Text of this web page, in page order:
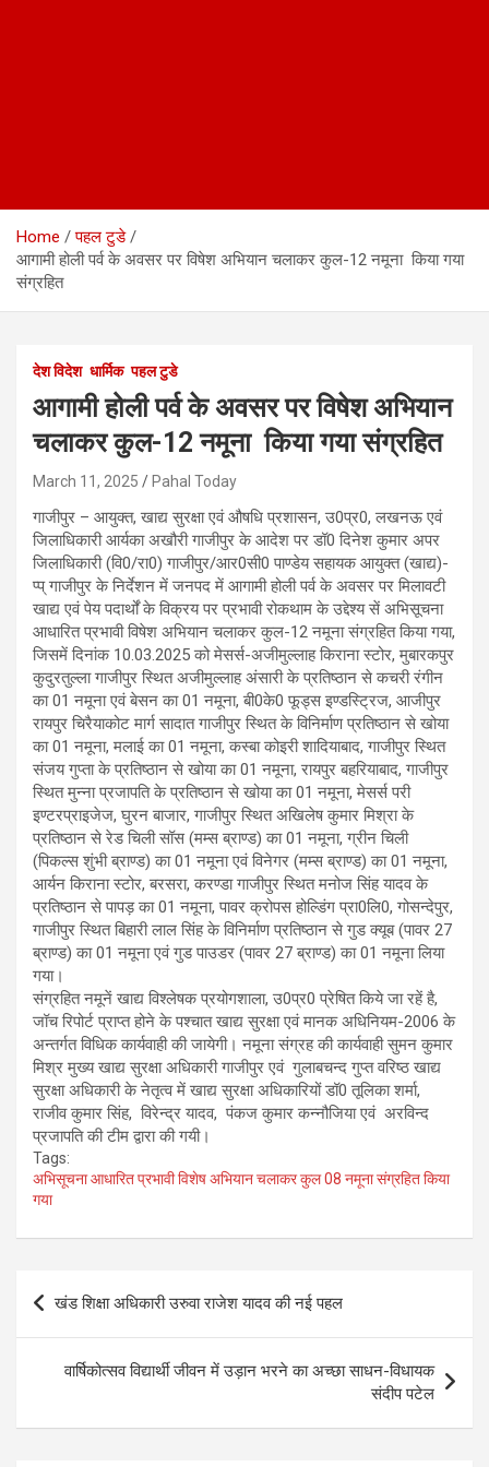
Home
पहल टुडे
आगामी होली पर्व के अवसर पर विषेश अभियान चलाकर कुल-12 नमूना किया गया
संग्रहित
देश विदेश धार्मिक पहल टुडे
आगामी होली पर्व के अवसर पर विषेश अभियान
चलाकर कुल-12 नमूना किया गया संग्रहित
March 11, 2025 Pahal Today
गाजीपुर – आयुक्त, खाद्य सुरक्षा एवं औषधि प्रशासन, उ0प्र0, लखनऊ एवं
जिलाधिकारी आर्यका अखौरी गाजीपुर के आदेश पर डॉ0 दिनेश कुमार अपर
जिलाधिकारी (वि0/रा0) गाजीपुर/आर0सी0 पाण्डेय सहायक आयुक्त (खाद्य)-
प्प् गाजीपुर के निर्देशन में जनपद में आगामी होली पर्व के अवसर पर मिलावटी
खाद्य एवं पेय पदार्थों के विक्रय पर प्रभावी रोकथाम के उद्देश्य सें अभिसूचना
आधारित प्रभावी विषेश अभियान चलाकर कुल-12 नमूना संग्रहित किया गया,
जिसमें दिनांक 10.03.2025 को मेसर्स-अजीमुल्लाह किराना स्टोर, मुबारकपुर
कुदुरतुल्ला गाजीपुर स्थित अजीमुल्लाह अंसारी के प्रतिष्ठान से कचरी रंगीन
का 01 नमूना एवं बेसन का 01 नमूना, बी0के0 फूड्स इण्डस्ट्रिज, आजीपुर
रायपुर चिरैयाकोट मार्ग सादात गाजीपुर स्थित के विनिर्माण प्रतिष्ठान से खोया
का 01 नमूना, मलाई का 01 नमूना, कस्बा कोइरी शादियाबाद, गाजीपुर स्थित
संजय गुप्ता के प्रतिष्ठान से खोया का 01 नमूना, रायपुर बहरियाबाद, गाजीपुर
स्थित मुन्ना प्रजापति के प्रतिष्ठान से खोया का 01 नमूना, मेसर्स परी
इण्टरप्राइजेज, घुरन बाजार, गाजीपुर स्थित अखिलेष कुमार मिश्रा के
प्रतिष्ठान से रेड चिली सॉस (मम्स ब्राण्ड) का 01 नमूना, ग्रीन चिली
(पिकल्स शुंभी ब्राण्ड) का 01 नमूना एवं विनेगर (मम्स ब्राण्ड) का 01 नमूना,
आर्यन किराना स्टोर, बरसरा, करण्डा गाजीपुर स्थित मनोज सिंह यादव के
प्रतिष्ठान से पापड़ का 01 नमूना, पावर क्रोपस होल्डिंग प्रा0लि0, गोसन्देपुर,
गाजीपुर स्थित बिहारी लाल सिंह के विनिर्माण प्रतिष्ठान से गुड क्यूब (पावर 27
ब्राण्ड) का 01 नमूना एवं गुड पाउडर (पावर 27 ब्राण्ड) का 01 नमूना लिया
गया।
संग्रहित नमूनें खाद्य विश्लेषक प्रयोगशाला, उ0प्र0 प्रेषित किये जा रहें है,
जॉच रिपोर्ट प्राप्त होने के पश्चात खाद्य सुरक्षा एवं मानक अधिनियम-2006 के
अन्तर्गत विधिक कार्यवाही की जायेगी। नमूना संग्रह की कार्यवाही सुमन कुमार
मिश्र मुख्य खाद्य सुरक्षा अधिकारी गाजीपुर एवं गुलाबचन्द गुप्त वरिष्ठ खाद्य
सुरक्षा अधिकारी के नेतृत्व में खाद्य सुरक्षा अधिकारियों डॉ0 तूलिका शर्मा,
राजीव कुमार सिंह, विरेन्द्र यादव, पंकज कुमार कन्नौजिया एवं अरविन्द
प्रजापति की टीम द्वारा की गयी।
Tags:
अभिसूचना आधारित प्रभावी विशेष अभियान चलाकर कुल 08 नमूना संग्रहित किया
गया
Post
navigation
खंड शिक्षा अधिकारी उरुवा राजेश यादव की नई पहल
वार्षिकोत्सव विद्यार्थी जीवन में उड़ान भरने का अच्छा साधन-विधायक
संदीप पटेल